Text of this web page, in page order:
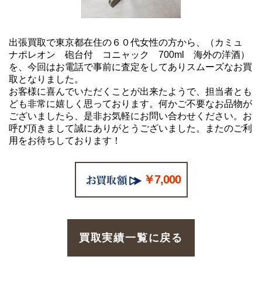
出張買取で東京都在住の６０代女性の方から、（カミュ
ナポレオン 砲台付 コニャック 700ml 海外の洋酒）
を、今回はお電話で事前に査定をしてありスムーズなお買
取となりました。
お客様に喜んでいただくことが出来たようで、担当者とも
ども非常に嬉しく思っております。何かご不要なお品物が
ございましたら、是非お気軽にお問い合わせください。お
呼び頂きまして誠にありがとうございました。またのご利
用をお待ちしております！
￥7,000
買取実績一覧に戻る